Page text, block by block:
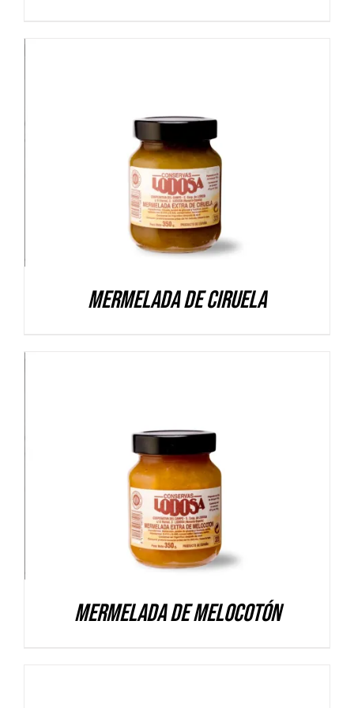
DETALLES
Mermelada de Ciruela
DETALLES
Mermelada de Melocotón